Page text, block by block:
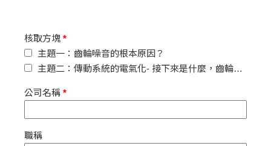
核取方塊 *
主題一：齒輪噪音的根本原因？
主題二：傳動系統的電氣化- 接下來是什麼，齒輪箱？
公司名稱 *
職稱